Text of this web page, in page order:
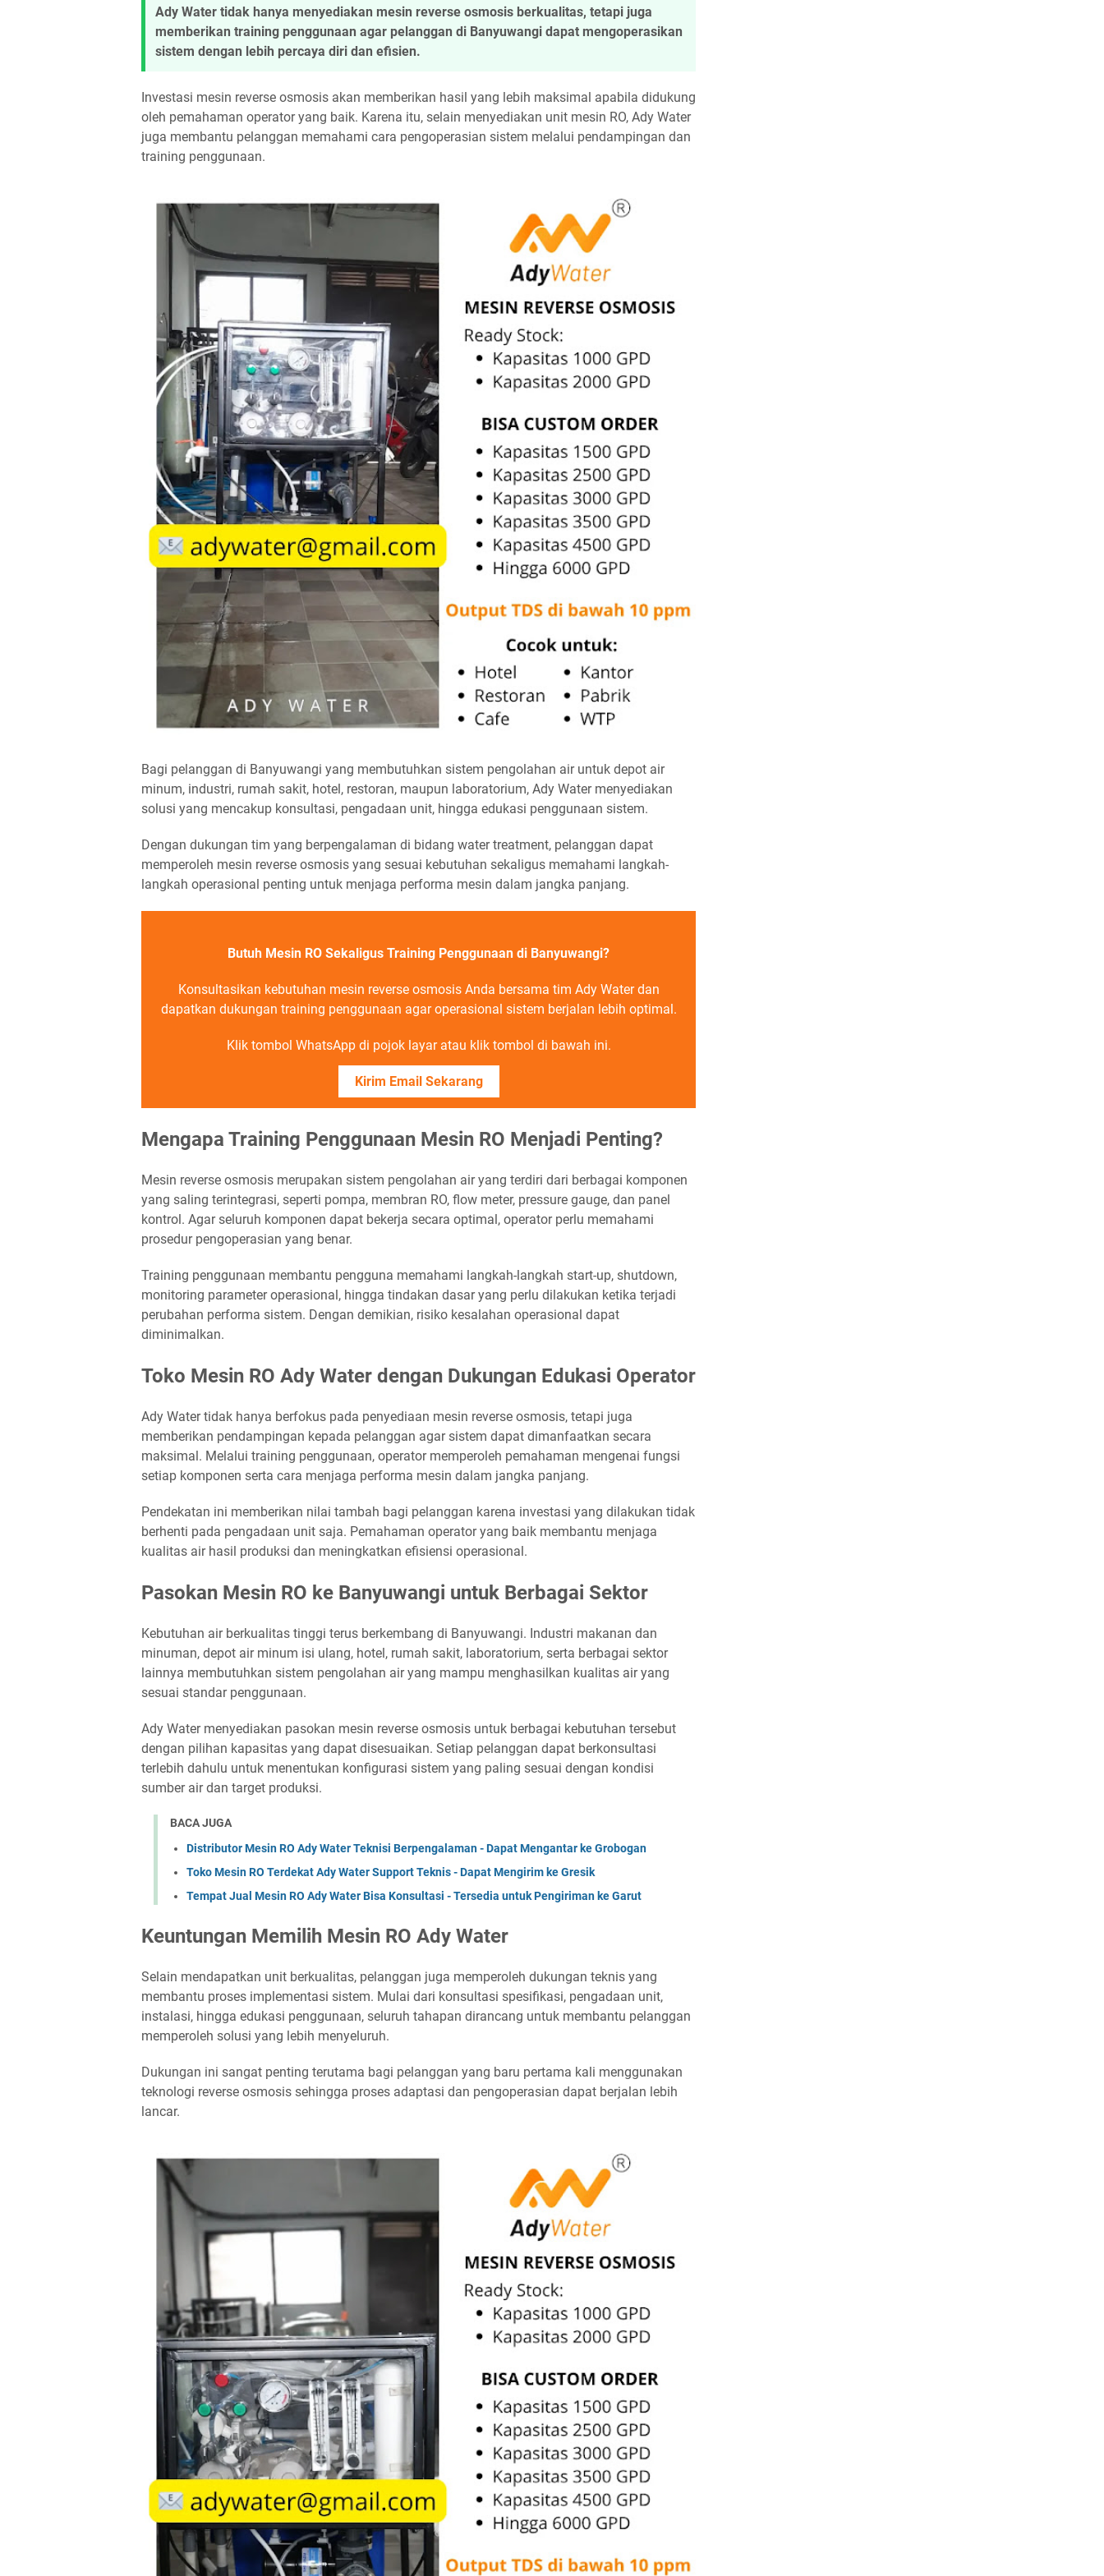
Ady Water tidak hanya menyediakan mesin reverse osmosis berkualitas, tetapi juga
memberikan training penggunaan agar pelanggan di Banyuwangi dapat mengoperasikan
sistem dengan lebih percaya diri dan efisien.
Investasi mesin reverse osmosis akan memberikan hasil yang lebih maksimal apabila didukung
oleh pemahaman operator yang baik. Karena itu, selain menyediakan unit mesin RO, Ady Water
juga membantu pelanggan memahami cara pengoperasian sistem melalui pendampingan dan
training penggunaan.
Bagi pelanggan di Banyuwangi yang membutuhkan sistem pengolahan air untuk depot air
minum, industri, rumah sakit, hotel, restoran, maupun laboratorium, Ady Water menyediakan
solusi yang mencakup konsultasi, pengadaan unit, hingga edukasi penggunaan sistem.
Dengan dukungan tim yang berpengalaman di bidang water treatment, pelanggan dapat
memperoleh mesin reverse osmosis yang sesuai kebutuhan sekaligus memahami langkah-
langkah operasional penting untuk menjaga performa mesin dalam jangka panjang.
Butuh Mesin RO Sekaligus Training Penggunaan di Banyuwangi?
Konsultasikan kebutuhan mesin reverse osmosis Anda bersama tim Ady Water dan
dapatkan dukungan training penggunaan agar operasional sistem berjalan lebih optimal.
Klik tombol WhatsApp di pojok layar atau klik tombol di bawah ini.
Kirim Email Sekarang
Mengapa Training Penggunaan Mesin RO Menjadi Penting?
Mesin reverse osmosis merupakan sistem pengolahan air yang terdiri dari berbagai komponen
yang saling terintegrasi, seperti pompa, membran RO, flow meter, pressure gauge, dan panel
kontrol. Agar seluruh komponen dapat bekerja secara optimal, operator perlu memahami
prosedur pengoperasian yang benar.
Training penggunaan membantu pengguna memahami langkah-langkah start-up, shutdown,
monitoring parameter operasional, hingga tindakan dasar yang perlu dilakukan ketika terjadi
perubahan performa sistem. Dengan demikian, risiko kesalahan operasional dapat
diminimalkan.
Toko Mesin RO Ady Water dengan Dukungan Edukasi Operator
Ady Water tidak hanya berfokus pada penyediaan mesin reverse osmosis, tetapi juga
memberikan pendampingan kepada pelanggan agar sistem dapat dimanfaatkan secara
maksimal. Melalui training penggunaan, operator memperoleh pemahaman mengenai fungsi
setiap komponen serta cara menjaga performa mesin dalam jangka panjang.
Pendekatan ini memberikan nilai tambah bagi pelanggan karena investasi yang dilakukan tidak
berhenti pada pengadaan unit saja. Pemahaman operator yang baik membantu menjaga
kualitas air hasil produksi dan meningkatkan efisiensi operasional.
Pasokan Mesin RO ke Banyuwangi untuk Berbagai Sektor
Kebutuhan air berkualitas tinggi terus berkembang di Banyuwangi. Industri makanan dan
minuman, depot air minum isi ulang, hotel, rumah sakit, laboratorium, serta berbagai sektor
lainnya membutuhkan sistem pengolahan air yang mampu menghasilkan kualitas air yang
sesuai standar penggunaan.
Ady Water menyediakan pasokan mesin reverse osmosis untuk berbagai kebutuhan tersebut
dengan pilihan kapasitas yang dapat disesuaikan. Setiap pelanggan dapat berkonsultasi
terlebih dahulu untuk menentukan konfigurasi sistem yang paling sesuai dengan kondisi
sumber air dan target produksi.
BACA JUGA
Distributor Mesin RO Ady Water Teknisi Berpengalaman - Dapat Mengantar ke Grobogan
Toko Mesin RO Terdekat Ady Water Support Teknis - Dapat Mengirim ke Gresik
Tempat Jual Mesin RO Ady Water Bisa Konsultasi - Tersedia untuk Pengiriman ke Garut
Keuntungan Memilih Mesin RO Ady Water
Selain mendapatkan unit berkualitas, pelanggan juga memperoleh dukungan teknis yang
membantu proses implementasi sistem. Mulai dari konsultasi spesifikasi, pengadaan unit,
instalasi, hingga edukasi penggunaan, seluruh tahapan dirancang untuk membantu pelanggan
memperoleh solusi yang lebih menyeluruh.
Dukungan ini sangat penting terutama bagi pelanggan yang baru pertama kali menggunakan
teknologi reverse osmosis sehingga proses adaptasi dan pengoperasian dapat berjalan lebih
lancar.